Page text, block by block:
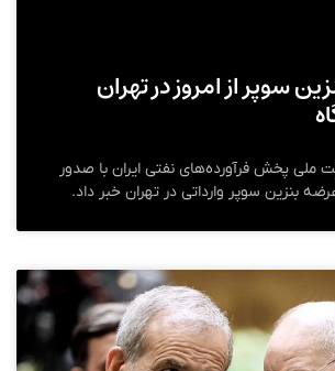
سوپر از امروز در تهران
ملی پخش فرآورده‌های نفتی ایران با صدور
عرضه بنزین سوپر وارداتی در تهران خبر داد.